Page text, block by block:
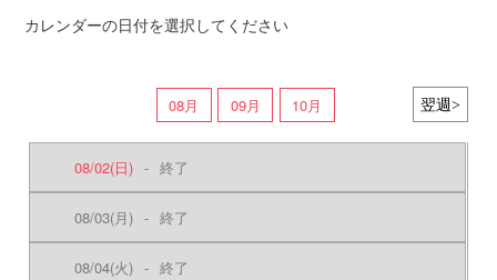
カレンダーの日付を選択してください
08月 09月 10月
08/02(日) - 終了
08/03(月) - 終了
08/04(火) - 終了